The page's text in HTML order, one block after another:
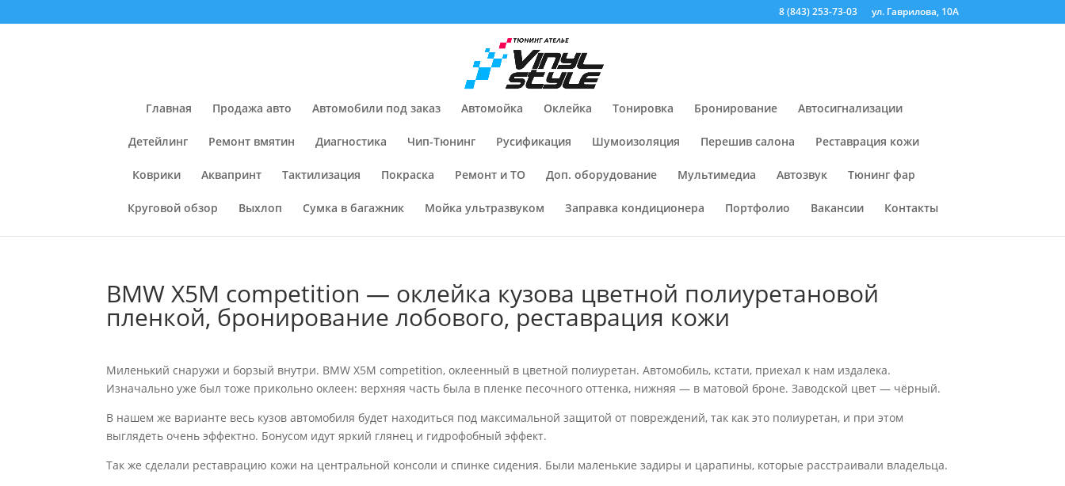
8 (843) 253-73-03 ул. Гаврилова, 10А
Главная Продажа авто Автомобили под заказ Автомойка Оклейка Тонировка Бронирование Автосигнализации
Детейлинг Ремонт вмятин Диагностика Чип-Тюнинг Русификация Шумоизоляция Перешив салона Реставрация кожи
Коврики Аквапринт Тактилизация Покраска Ремонт и ТО Доп. оборудование Мультимедиа Автозвук Тюнинг фар
Круговой обзор Выхлоп Сумка в багажник Мойка ультразвуком Заправка кондиционера Портфолио Вакансии Контакты
BMW X5M competition — оклейка кузова цветной полиуретановой
пленкой, бронирование лобового, реставрация кожи
Миленький снаружи и борзый внутри. BMW X5M competition, оклеенный в цветной полиуретан. Автомобиль, кстати, приехал к нам издалека.
Изначально уже был тоже прикольно оклеен: верхняя часть была в пленке песочного оттенка, нижняя — в матовой броне. Заводской цвет — чёрный.
В нашем же варианте весь кузов автомобиля будет находиться под максимальной защитой от повреждений, так как это полиуретан, и при этом
выглядеть очень эффектно. Бонусом идут яркий глянец и гидрофобный эффект.
Так же сделали реставрацию кожи на центральной консоли и спинке сидения. Были маленькие задиры и царапины, которые расстраивали владельца.